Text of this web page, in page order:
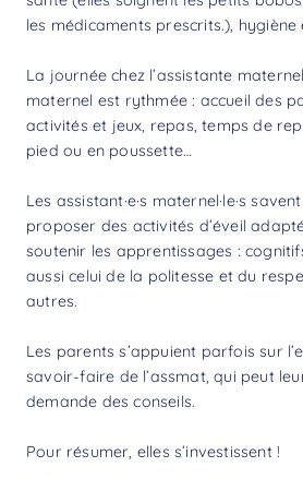
les médicaments prescrits.), hygiène
La journée chez l’assistante
maternel est rythmée : accueil des
activités et jeux, repas, temps de
pied ou en poussette…
Les assistant·e·s maternel·le·s
proposer des activités d’éveil
soutenir les apprentissages :
aussi celui de la politesse et du
autres.
Les parents s’appuient parfois sur
savoir-faire de l’assmat, qui peut
demande des conseils.
Pour résumer, elles s’investissent !